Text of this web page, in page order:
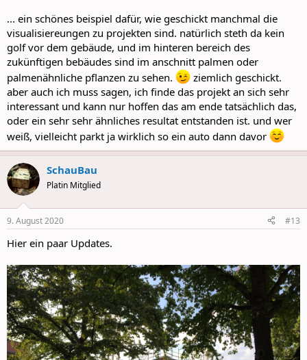
... ein schönes beispiel dafür, wie geschickt manchmal die
visualisiereungen zu projekten sind. natürlich steth da kein
golf vor dem gebäude, und im hinteren bereich des
zukünftigen bebäudes sind im anschnitt palmen oder
palmenähnliche pflanzen zu sehen.
ziemlich geschickt.
aber auch ich muss sagen, ich finde das projekt an sich sehr
interessant und kann nur hoffen das am ende tatsächlich das,
oder ein sehr sehr ähnliches resultat entstanden ist. und wer
weiß, vielleicht parkt ja wirklich so ein auto dann davor
SchauBau
Platin Mitglied
9. August 2020 #13
Hier ein paar Updates.